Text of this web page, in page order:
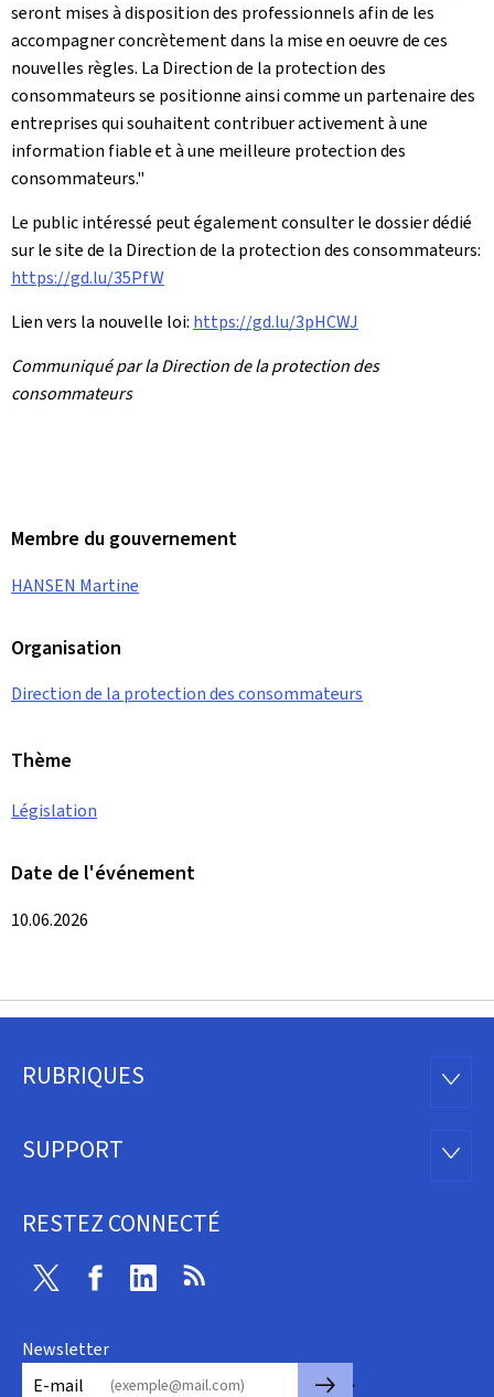
seront mises à disposition des professionnels afin de les
accompagner concrètement dans la mise en oeuvre de ces
nouvelles règles. La Direction de la protection des
consommateurs se positionne ainsi comme un partenaire des
entreprises qui souhaitent contribuer activement à une
information fiable et à une meilleure protection des
consommateurs."
Le public intéressé peut également consulter le dossier dédié
sur le site de la Direction de la protection des consommateurs:
https://gd.lu/35PfW
Lien vers la nouvelle loi: https://gd.lu/3pHCWJ
Communiqué par la Direction de la protection des
consommateurs
Membre du gouvernement
HANSEN Martine
Organisation
Direction de la protection des consommateurs
Thème
Législation
Date de l'événement
10.06.2026
Pied
page
RUBRIQUES
SUPPORT
RESTEZ CONNECTÉ
Twitter FacebookLinkedin
Newsletter
E-mail
🡒